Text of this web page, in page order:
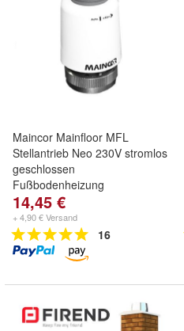
Maincor Mainfloor MFL
Stellantrieb Neo 230V stromlos
geschlossen
Fußbodenheizung
14,45 €
+ 4,90 € Versand
16